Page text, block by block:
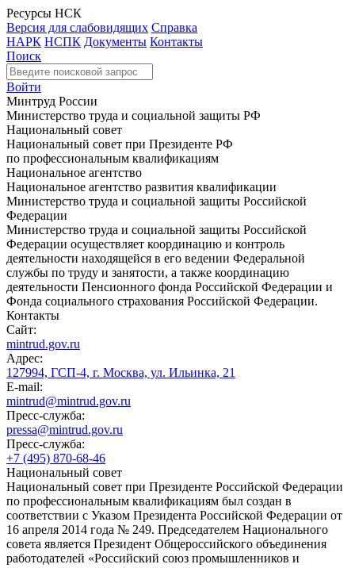
Ресурсы НСК
Версия для слабовидящих Справка
НАРК НСПК Документы Контакты
Поиск
Войти
Минтруд России
Министерство труда и социальной защиты РФ
Национальный совет
Национальный совет при Президенте РФ
по профессиональным квалификациям
Национальное агентство
Национальное агентство развития квалификации
Министерство труда и социальной защиты Российской
Федерации
Министерство труда и социальной защиты Российской
Федерации осуществляет координацию и контроль
деятельности находящейся в его ведении Федеральной
службы по труду и занятости, а также координацию
деятельности Пенсионного фонда Российской Федерации и
Фонда социального страхования Российской Федерации.
Контакты
Сайт:
mintrud.gov.ru
Адрес:
127994, ГСП-4, г. Москва, ул. Ильинка, 21
E-mail:
mintrud@mintrud.gov.ru
Пресс-служба:
pressa@mintrud.gov.ru
Пресс-служба:
+7 (495) 870-68-46
Национальный совет
Национальный совет при Президенте Российской Федерации
по профессиональным квалификациям был создан в
соответствии с Указом Президента Российской Федерации от
16 апреля 2014 года № 249. Председателем Национального
совета является Президент Общероссийского объединения
работодателей «Российский союз промышленников и